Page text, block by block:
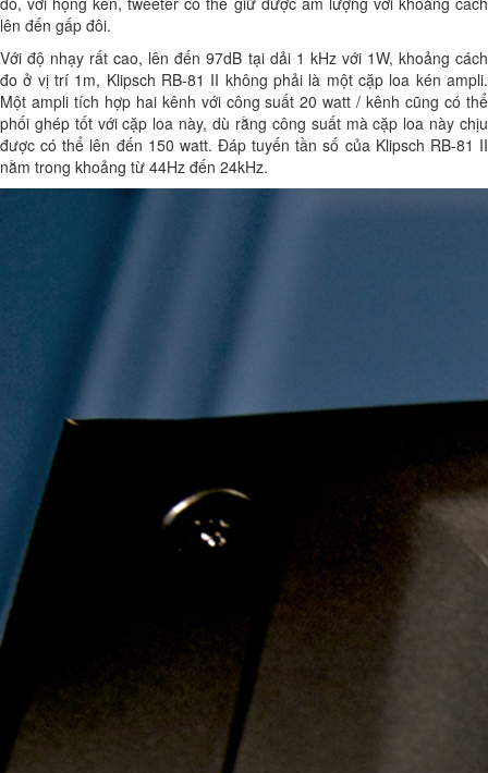
lên đến gấp đôi.
Với độ nhạy rất cao, lên đến 97dB tại dải 1 kHz với 1W, khoảng cách
đo ở vị trí 1m, Klipsch RB-81 II không phải là một cặp loa kén ampli.
Một ampli tích hợp hai kênh với công suất 20 watt / kênh cũng có thể
phối ghép tốt với cặp loa này, dù rằng công suất mà cặp loa này chịu
được có thể lên đến 150 watt. Đáp tuyến tần số của Klipsch RB-81 II
nằm trong khoảng từ 44Hz đến 24kHz.